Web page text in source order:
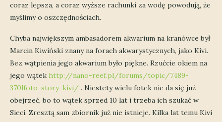
coraz lepsza, a coraz wyższe rachunki za wodę powodują, że
myślimy o oszczędnościach.
Chyba największym ambasadorem akwarium na kranówce był
Marcin Kiwiński znany na forach akwarystycznych, jako Kivi.
Bez wątpienia jego akwarium było piękne. Rzućcie okiem na
jego wątek http://nano-reef.pl/forums/topic/7489-
370lfoto-story-kivi/ . Niestety wielu fotek nie da się już
obejrzeć, bo to wątek sprzed 10 lat i trzeba ich szukać w
Sieci. Zresztą sam zbiornik już nie istnieje. Kilka lat temu Kivi